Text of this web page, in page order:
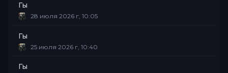
Гы
28 июля 2026 г, 10:05
Гы
25 июля 2026 г, 10:40
Гы